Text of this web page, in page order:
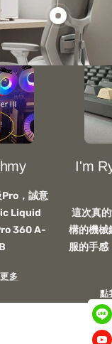
Show
product
Refine
Pro，誠意
Liquid
360 A-
多
I'm
這次真
構的機械
服的手感
點